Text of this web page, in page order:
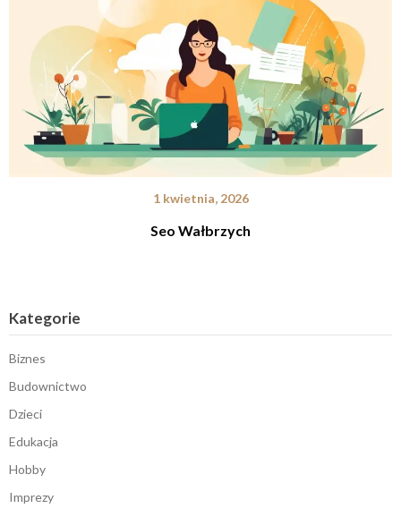
1 kwietnia, 2026
Seo Wałbrzych
Kategorie
Biznes
Budownictwo
Dzieci
Edukacja
Hobby
Imprezy